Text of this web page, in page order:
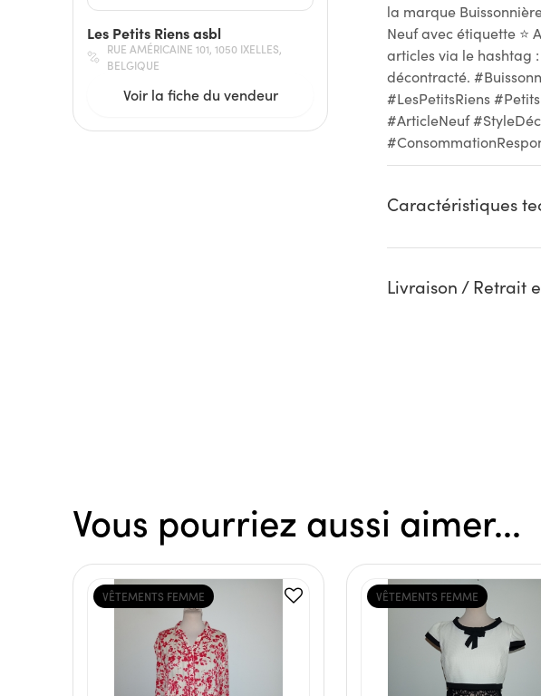
Les Petits Riens asbl
RUE AMÉRICAINE 101, 1050 IXELLES,
BELGIQUE
Voir la fiche du vendeur
la marque
Neuf avec étiquette ⭐
articles via le hashtag
décontracté.
#LesPetitsRiens
#ArticleNeuf
Caractéristiques
Livraison / Retrait
Vous pourriez aussi aimer...
VÊTEMENTS FEMME VÊTEMENTS FEMME